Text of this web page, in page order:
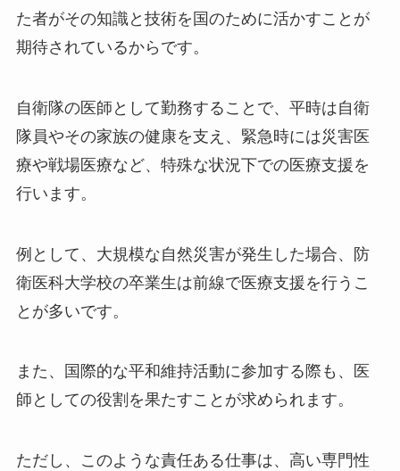
た者がその知識と技術を国のために活かすことが
期待されているからです。
自衛隊の医師として勤務することで、平時は自衛
隊員やその家族の健康を支え、緊急時には災害医
療や戦場医療など、特殊な状況下での医療支援を
行います。
例として、大規模な自然災害が発生した場合、防
衛医科大学校の卒業生は前線で医療支援を行うこ
とが多いです。
また、国際的な平和維持活動に参加する際も、医
師としての役割を果たすことが求められます。
ただし、このような責任ある仕事は、高い専門性